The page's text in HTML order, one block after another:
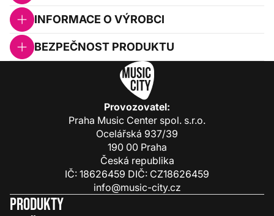
INFORMACE O VÝROBCI
BEZPEČNOST PRODUKTU
Provozovatel:
Praha Music Center spol. s.r.o.
Ocelářská 937/39
190 00 Praha
Česká republika
IČ: 18626459 DIČ: CZ18626459
info@music-city.cz
Produkty